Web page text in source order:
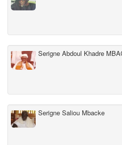
Serigne Abdoul Khadre
Serigne Saliou Mbacke